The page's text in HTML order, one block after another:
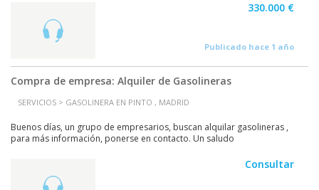
330.000 €
Publicado hace 1 año
Compra de empresa: Alquiler de Gasolineras
SERVICIOS > GASOLINERA EN PINTO , MADRID
Buenos días, un grupo de empresarios, buscan alquilar gasolineras ,
para más información, ponerse en contacto. Un saludo
Consultar